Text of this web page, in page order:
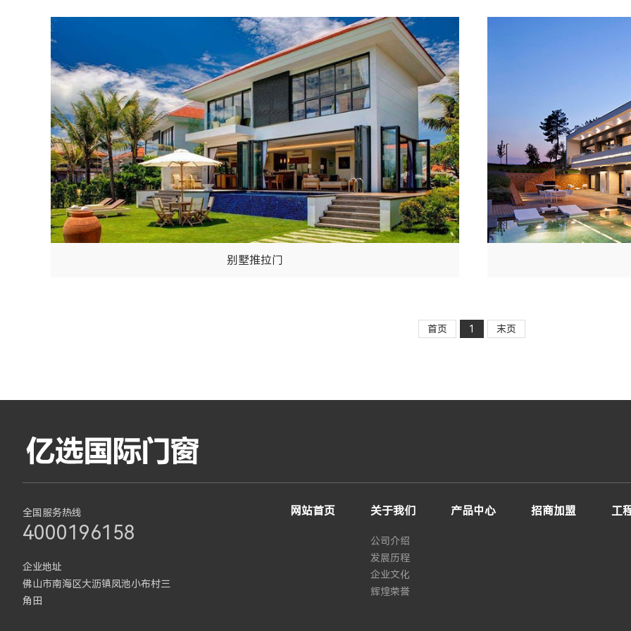
别墅推拉门
首页 1 末页
全国服务热线
4000196158
企业地址
佛山市南海区大沥镇凤池小布村三
角田
网站首页 关于我们
公司介绍
发展历程
企业文化
辉煌荣誉
产品中心 招商加盟 工